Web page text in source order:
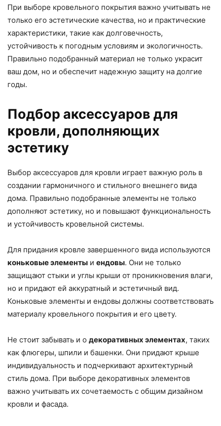
При выборе кровельного покрытия важно учитывать не
только его эстетические качества, но и практические
характеристики, такие как долговечность,
устойчивость к погодным условиям и экологичность.
Правильно подобранный материал не только украсит
ваш дом, но и обеспечит надежную защиту на долгие
годы.
Подбор аксессуаров для
кровли, дополняющих
эстетику
Выбор аксессуаров для кровли играет важную роль в
создании гармоничного и стильного внешнего вида
дома. Правильно подобранные элементы не только
дополняют эстетику, но и повышают функциональность
и устойчивость кровельной системы.
Для придания кровле завершенного вида используются
коньковые элементы и ендовы. Они не только
защищают стыки и углы крыши от проникновения влаги,
но и придают ей аккуратный и эстетичный вид.
Коньковые элементы и ендовы должны соответствовать
материалу кровельного покрытия и его цвету.
Не стоит забывать и о декоративных элементах, таких
как флюгеры, шпили и башенки. Они придают крыше
индивидуальность и подчеркивают архитектурный
стиль дома. При выборе декоративных элементов
важно учитывать их сочетаемость с общим дизайном
кровли и фасада.